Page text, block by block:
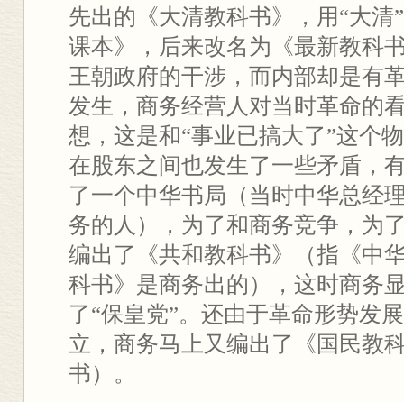
先出的《大清教科书》，用“大清
课本》，后来改名为《最新教科
王朝政府的干涉，而内部却是有
发生，商务经营人对当时革命的
想，这是和“事业已搞大了”这个
在股东之间也发生了一些矛盾，
了一个中华书局（当时中华总经
务的人），为了和商务竞争，为
编出了《共和教科书》（指《中
科书》是商务出的），这时商务
了“保皇党”。还由于革命形势发
立，商务马上又编出了《国民教
书）。